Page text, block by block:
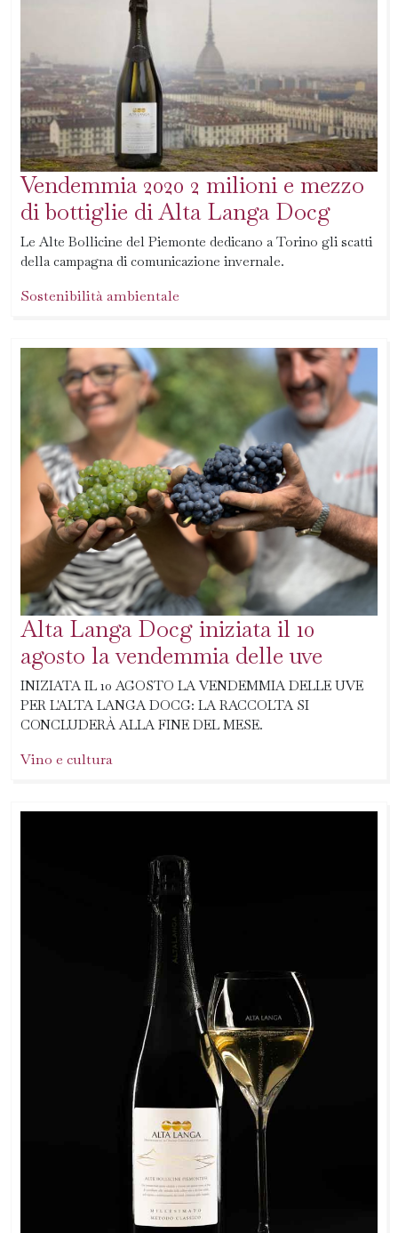
Vendemmia 2020 2 milioni e mezzo
di bottiglie di Alta Langa Docg
Le Alte Bollicine del Piemonte dedicano a Torino gli scatti
della campagna di comunicazione invernale.
Sostenibilità ambientale
Alta Langa Docg iniziata il 10
agosto la vendemmia delle uve
INIZIATA IL 10 AGOSTO LA VENDEMMIA DELLE UVE
PER L'ALTA LANGA DOCG: LA RACCOLTA SI
CONCLUDERÀ ALLA FINE DEL MESE.
Vino e cultura